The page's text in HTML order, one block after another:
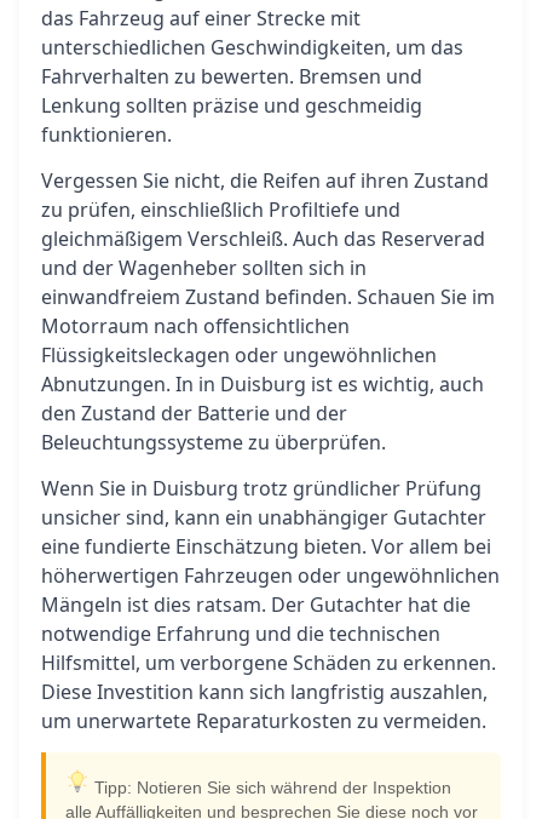
das Fahrzeug auf einer Strecke mit
unterschiedlichen Geschwindigkeiten, um das
Fahrverhalten zu bewerten. Bremsen und
Lenkung sollten präzise und geschmeidig
funktionieren.
Vergessen Sie nicht, die Reifen auf ihren Zustand
zu prüfen, einschließlich Profiltiefe und
gleichmäßigem Verschleiß. Auch das Reserverad
und der Wagenheber sollten sich in
einwandfreiem Zustand befinden. Schauen Sie im
Motorraum nach offensichtlichen
Flüssigkeitsleckagen oder ungewöhnlichen
Abnutzungen. In in Duisburg ist es wichtig, auch
den Zustand der Batterie und der
Beleuchtungssysteme zu überprüfen.
Wenn Sie in Duisburg trotz gründlicher Prüfung
unsicher sind, kann ein unabhängiger Gutachter
eine fundierte Einschätzung bieten. Vor allem bei
höherwertigen Fahrzeugen oder ungewöhnlichen
Mängeln ist dies ratsam. Der Gutachter hat die
notwendige Erfahrung und die technischen
Hilfsmittel, um verborgene Schäden zu erkennen.
Diese Investition kann sich langfristig auszahlen,
um unerwartete Reparaturkosten zu vermeiden.
Tipp: Notieren Sie sich während der Inspektion
alle Auffälligkeiten und besprechen Sie diese noch vor